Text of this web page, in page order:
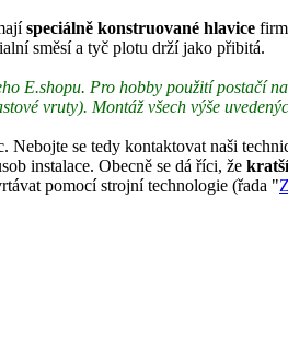
speciálně konstruované hlavice
směsí a tyč plotu drží jako přibitá.
E.shopu. Pro hobby použití postačí
vruty). Montáž všech výše
se tedy kontaktovat naši
instalace. Obecně se dá říci, že
pomocí strojní technologie (řada "